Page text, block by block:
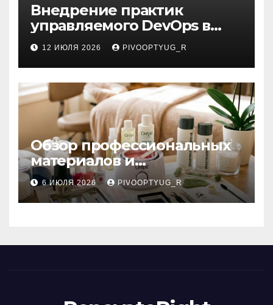
Внедрение практик
управляемого DevOps в
корпоративную ИТ-
инфраструктуру
12 ИЮЛЯ 2026 PIVOOPTYUG_R
Обзор профессиональных
материалов и
инструментов для
маникюра, депиляции,
наращивания ресниц и
6 ИЮЛЯ 2026 PIVOOPTYUG_R